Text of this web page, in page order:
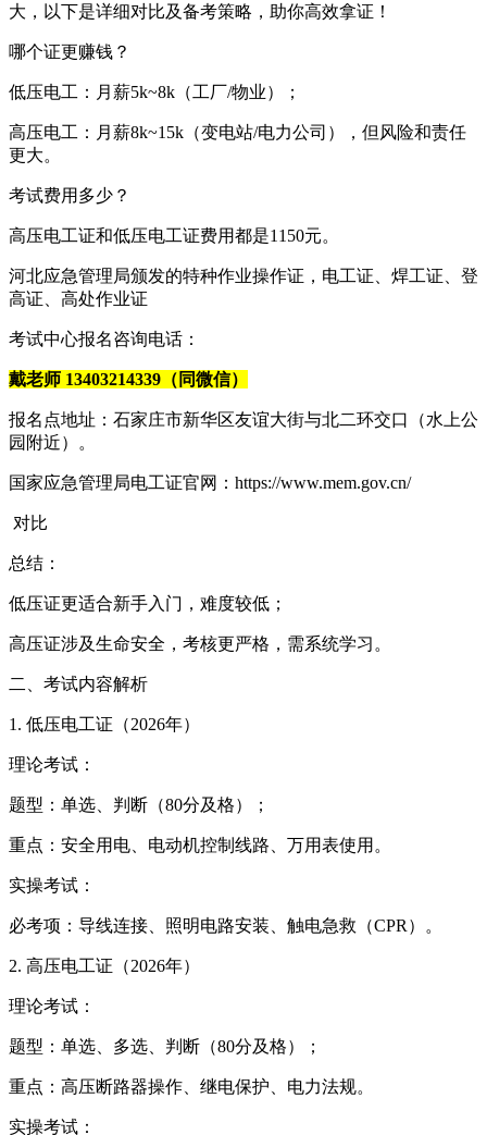
大，以下是详细对比及备考策略，助你高效拿证！
哪个证更赚钱？
低压电工：月薪5k~8k（工厂/物业）；
高压电工：月薪8k~15k（变电站/电力公司），但风险和责任
更大。
考试费用多少？
高压电工证和低压电工证费用都是1150元。
河北应急管理局颁发的特种作业操作证，电工证、焊工证、登
高证、高处作业证
考试中心报名咨询电话：
戴老师 13403214339（同微信）
报名点地址：石家庄市新华区友谊大街与北二环交口（水上公
园附近）。
国家应急管理局电工证官网：https://www.mem.gov.cn/
对比
总结：
低压证更适合新手入门，难度较低；
高压证涉及生命安全，考核更严格，需系统学习。
二、考试内容解析
1. 低压电工证（2026年）
理论考试：
题型：单选、判断（80分及格）；
重点：安全用电、电动机控制线路、万用表使用。
实操考试：
必考项：导线连接、照明电路安装、触电急救（CPR）。
2. 高压电工证（2026年）
理论考试：
题型：单选、多选、判断（80分及格）；
重点：高压断路器操作、继电保护、电力法规。
实操考试：